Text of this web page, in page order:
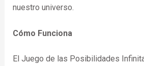
nuestro universo.
Cómo Funciona
El Juego de las Posibilidades